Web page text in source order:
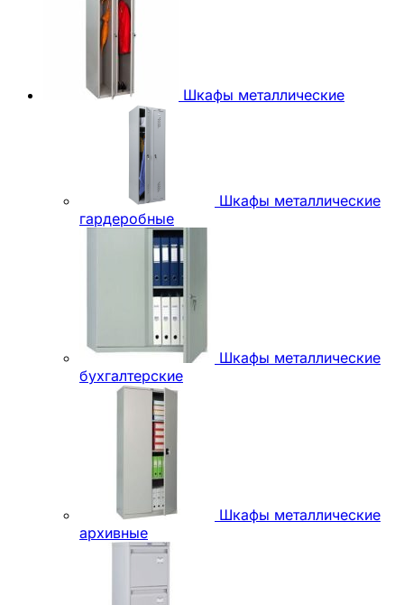
Шкафы металлические
Шкафы металлические
гардеробные
Шкафы металлические
бухгалтерские
Шкафы металлические
архивные